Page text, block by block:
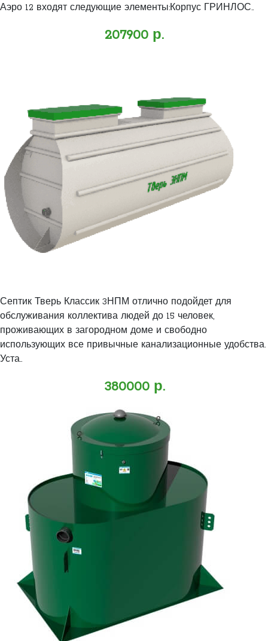
Аэро 12 входят следующие элементы:Корпус ГРИНЛОС..
207900 р.
Септик Тверь Классик 3НПМ отлично подойдет для
обслуживания коллектива людей до 15 человек,
проживающих в загородном доме и свободно
использующих все привычные канализационные удобства.
Уста..
380000 р.